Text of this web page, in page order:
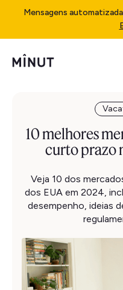
Mensagens
10 melhores
curto prazo
Veja 10 dos
dos EUA em 2024,
desempenho, ideias